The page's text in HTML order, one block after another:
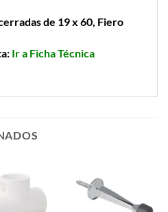
de 19 x 60, Fiero
Ir a Ficha Técnica